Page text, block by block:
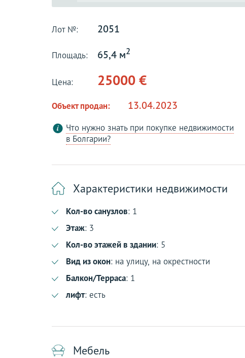
Лот №: 2051
Площадь: 65,4 м2
Цена: 25000 €
Объект продан: 13.04.2023
Что нужно знать при покупке недвижимости
в Болгарии?
Характеристики недвижимости
Кол-во санузлов: 1
Этаж: 3
Кол-во этажей в здании: 5
Вид из окон: на улицу, на окрестности
Балкон/Терраса: 1
лифт: есть
Мебель